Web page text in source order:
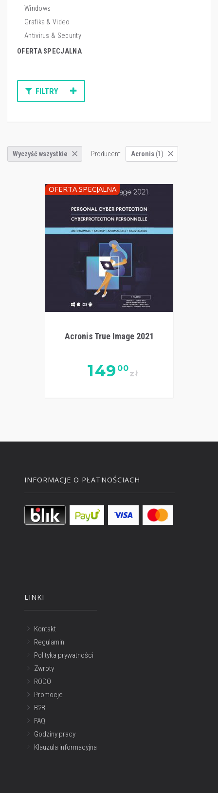
Windows
Grafika & Video
Antivirus & Security
OFERTA SPECJALNA
FILTRY
Wyczyść wszystkie Producent: Acronis(1)
OFERTA SPECJALNA
Acronis True Image 2021
149 00
zł
INFORMACJE O PŁATNOŚCIACH
LINKI
Kontakt
Regulamin
Polityka prywatności
Zwroty
RODO
Promocje
B2B
FAQ
Godziny pracy
Klauzula informacyjna